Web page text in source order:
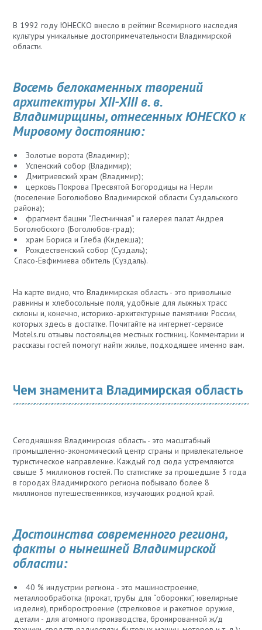
В 1992 году ЮНЕСКО внесло в рейтинг Всемирного наследия
культуры уникальные достопримечательности Владимирской
области.
Восемь белокаменных творений
архитектуры XII-XIII в. в.
Владимирщины, отнесенных ЮНЕСКО к
Мировому достоянию:
Золотые ворота (Владимир);
Успенский собор (Владимир);
Дмитриевский храм (Владимир);
церковь Покрова Пресвятой Богородицы на Нерли
(поселение Боголюбово Владимирской области Суздальского
района);
фрагмент башни “Лестничная” и галерея палат Андрея
Боголюбского (Боголюбов-град);
храм Бориса и Глеба (Кидекша);
Рождественский собор (Суздаль);
Спасо-Евфимиева обитель (Суздаль).
На карте видно, что Владимирская область - это привольные
равнины и хлебосольные поля, удобные для лыжных трасс
склоны и, конечно, историко-архитектурные памятники России,
которых здесь в достатке. Почитайте на интернет-сервисе
Motels.ru отзывы постояльцев местных гостиниц. Комментарии и
рассказы гостей помогут найти жилье, подходящее именно вам.
Чем знаменита Владимирская область
Сегодняшняя Владимирская область - это масштабный
промышленно-экономический центр страны и привлекательное
туристическое направление. Каждый год сюда устремляются
свыше 3 миллионов гостей. По статистике за прошедшие 3 года
в городах Владимирского региона побывало более 8
миллионов путешественников, изучающих родной край.
Достоинства современного региона,
факты о нынешней Владимирской
области:
40 % индустрии региона - это машиностроение,
металлообработка (прокат, трубы для “оборонки”, ювелирные
изделия), приборостроение (стрелковое и ракетное оружие,
детали - для атомного производства, бронированной ж/д